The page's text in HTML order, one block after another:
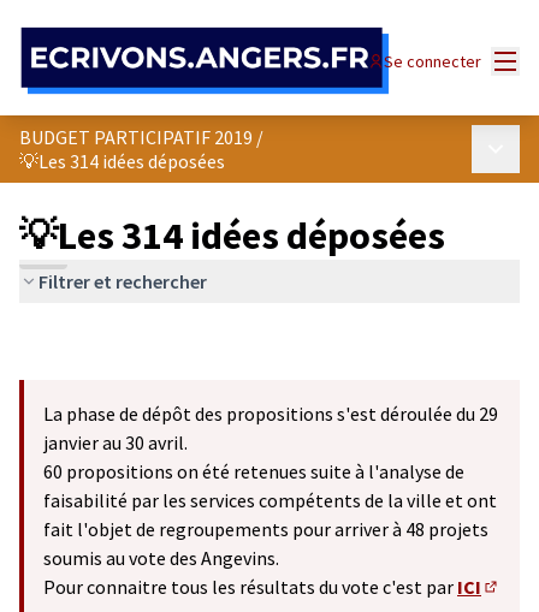
Se connecter
BUDGET PARTICIPATIF 2019 /
💡Les 314 idées déposées
💡Les 314 idées déposées
Filtrer et rechercher
La phase de dépôt des propositions s'est déroulée du 29
janvier au 30 avril.
60 propositions on été retenues suite à l'analyse de
faisabilité par les services compétents de la ville et ont
fait l'objet de regroupements pour arriver à 48 projets
soumis au vote des Angevins.
Pour connaitre tous les résultats du vote c'est par ICI